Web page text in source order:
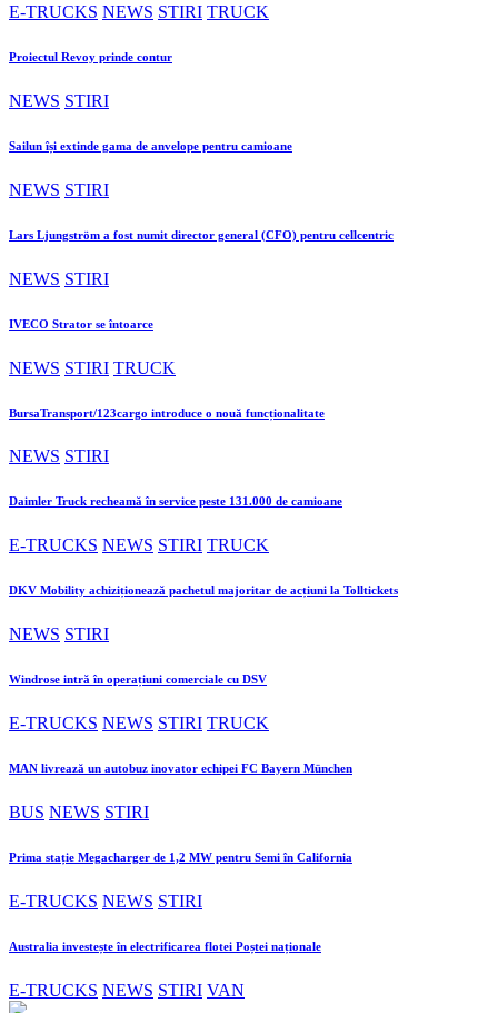
E-TRUCKS NEWS STIRI TRUCK
Proiectul Revoy prinde contur
NEWS STIRI
Sailun își extinde gama de anvelope pentru camioane
NEWS STIRI
Lars Ljungström a fost numit director general (CFO) pentru cellcentric
NEWS STIRI
IVECO Strator se întoarce
NEWS STIRI TRUCK
BursaTransport/123cargo introduce o nouă funcționalitate
NEWS STIRI
Daimler Truck recheamă în service peste 131.000 de camioane
E-TRUCKS NEWS STIRI TRUCK
DKV Mobility achiziționează pachetul majoritar de acțiuni la Tolltickets
NEWS STIRI
Windrose intră în operațiuni comerciale cu DSV
E-TRUCKS NEWS STIRI TRUCK
MAN livrează un autobuz inovator echipei FC Bayern München
BUS NEWS STIRI
Prima stație Megacharger de 1,2 MW pentru Semi în California
E-TRUCKS NEWS STIRI
Australia investește în electrificarea flotei Poștei naționale
E-TRUCKS NEWS STIRI VAN